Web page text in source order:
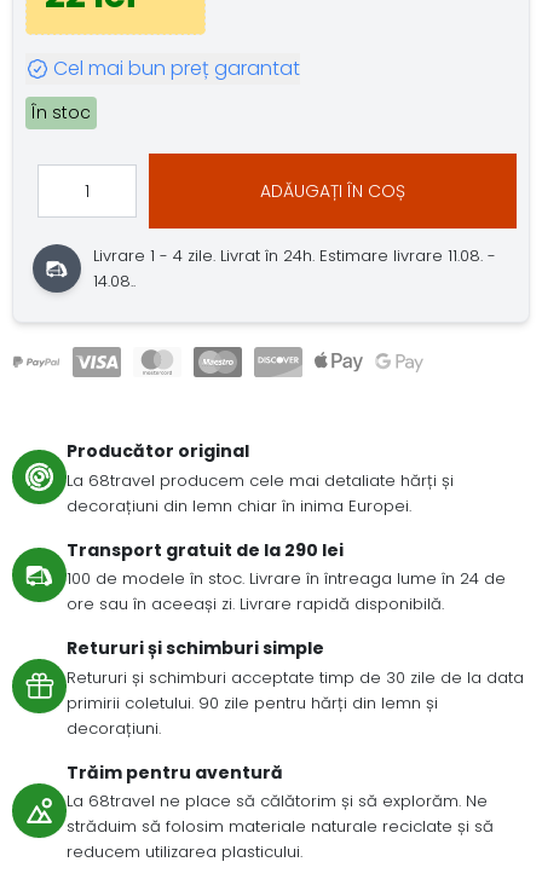
Cel mai bun preț garantat
În stoc
ADĂUGAȚI ÎN COȘ
Livrare 1 - 4 zile. Livrat în 24h. Estimare livrare 11.08. -
14.08..
Producător original
La 68travel producem cele mai detaliate hărți și
decorațiuni din lemn chiar în inima Europei.
Transport gratuit de la 290 lei
100 de modele în stoc. Livrare în întreaga lume în 24 de
ore sau în aceeași zi. Livrare rapidă disponibilă.
Retururi și schimburi simple
Retururi și schimburi acceptate timp de 30 zile de la data
primirii coletului. 90 zile pentru hărți din lemn și
decorațiuni.
Trăim pentru aventură
La 68travel ne place să călătorim și să explorăm. Ne
străduim să folosim materiale naturale reciclate și să
reducem utilizarea plasticului.